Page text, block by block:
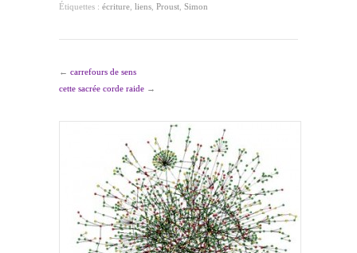
Étiquettes : écriture liens Proust Simon
← carrefours de sens
cette sacrée corde raide →